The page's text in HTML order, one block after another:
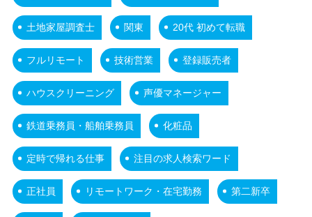
土地家屋調査士 関東 20代 初めて転職
フルリモート 技術営業 登録販売者
ハウスクリーニング 声優マネージャー
鉄道乗務員・船舶乗務員 化粧品
定時で帰れる仕事 注目の求人検索ワード
正社員 リモートワーク・在宅勤務 第二新卒